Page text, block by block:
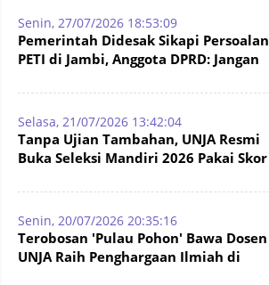
Senin, 27/07/2026 18:53:09
Pemerintah Didesak Sikapi Persoalan
PETI di Jambi, Anggota DPRD: Jangan
Selasa, 21/07/2026 13:42:04
Tanpa Ujian Tambahan, UNJA Resmi
Buka Seleksi Mandiri 2026 Pakai Skor
Senin, 20/07/2026 20:35:16
Terobosan 'Pulau Pohon' Bawa Dosen
UNJA Raih Penghargaan Ilmiah di